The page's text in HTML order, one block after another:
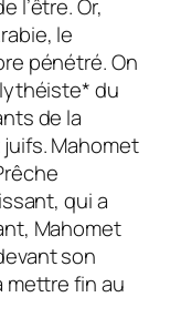
l’être. Or,
le
pénétré. On
du
de la
Mahomet
qui a
Mahomet
son
mettre fin au